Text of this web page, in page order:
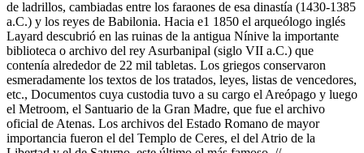
de ladrillos, cambiadas entre los faraones de esa dinastía (1430-1385
a.C.) y los reyes de Babilonia. Hacia e1 1850 el arqueólogo inglés
Layard descubrió en las ruinas de la antigua Nínive la importante
biblioteca o archivo del rey Asurbanipal (siglo VII a.C.) que
contenía alrededor de 22 mil tabletas. Los griegos conservaron
esmeradamente los textos de los tratados, leyes, listas de vencedores,
etc., Documentos cuya custodia tuvo a su cargo el Areópago y luego
el Metroom, el Santuario de la Gran Madre, que fue el archivo
oficial de Atenas. Los archivos del Estado Romano de mayor
importancia fueron el del Templo de Ceres, el del Atrio de la